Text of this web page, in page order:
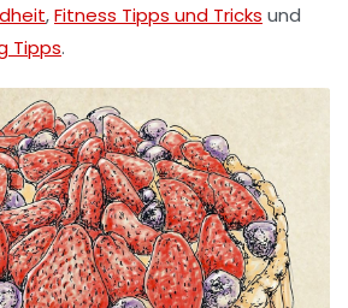
,Fitness Tipps und Tricks und
Tipps.